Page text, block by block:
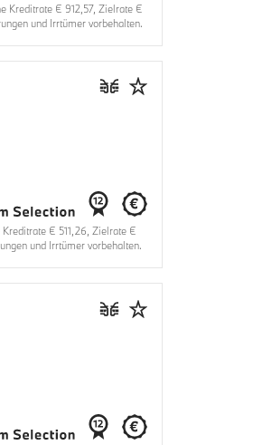
Kreditrate € 912,57, Zielrate €
und Irrtümer vorbehalten.
€ 511,26, Zielrate €
und Irrtümer vorbehalten.